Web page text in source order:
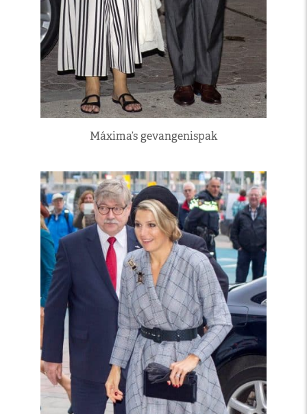
Máxima’s gevangenispak